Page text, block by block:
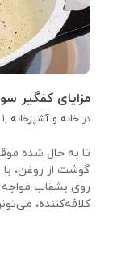
مزایای کفگیر
درخانه و آشپزخانه ,1 ماه پیش
تا به حال شده
گوشت از روغن،
روی بشقاب
کلافه‌کننده،